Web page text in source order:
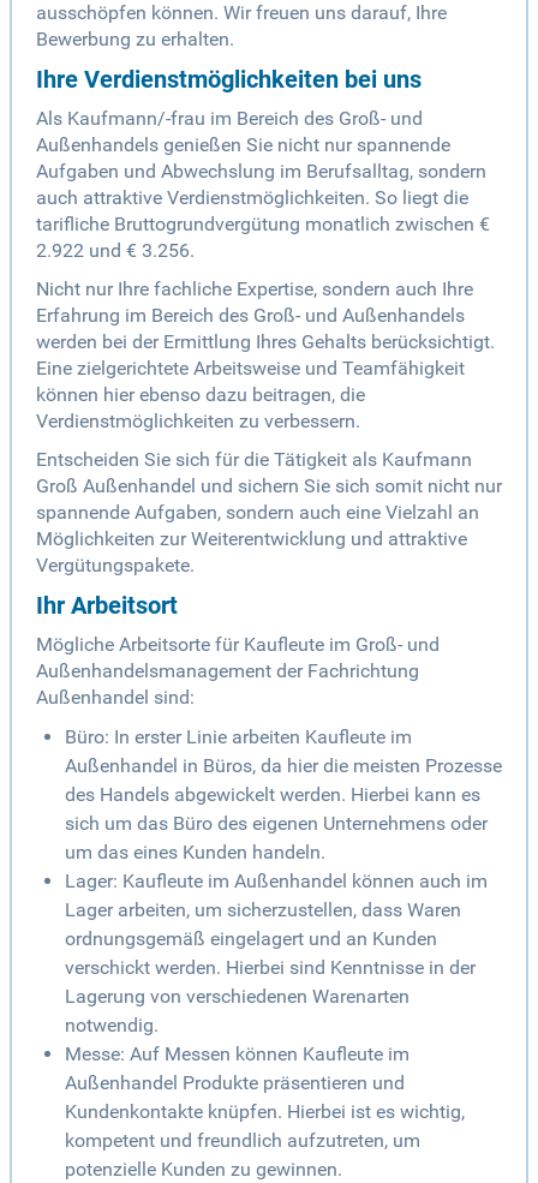
ausschöpfen können. Wir freuen uns darauf, Ihre
Bewerbung zu erhalten.
Ihre Verdienstmöglichkeiten bei uns
Als Kaufmann/-frau im Bereich des Groß- und
Außenhandels genießen Sie nicht nur spannende
Aufgaben und Abwechslung im Berufsalltag, sondern
auch attraktive Verdienstmöglichkeiten. So liegt die
tarifliche Bruttogrundvergütung monatlich zwischen €
2.922 und € 3.256.
Nicht nur Ihre fachliche Expertise, sondern auch Ihre
Erfahrung im Bereich des Groß- und Außenhandels
werden bei der Ermittlung Ihres Gehalts berücksichtigt.
Eine zielgerichtete Arbeitsweise und Teamfähigkeit
können hier ebenso dazu beitragen, die
Verdienstmöglichkeiten zu verbessern.
Entscheiden Sie sich für die Tätigkeit als Kaufmann
Groß Außenhandel und sichern Sie sich somit nicht nur
spannende Aufgaben, sondern auch eine Vielzahl an
Möglichkeiten zur Weiterentwicklung und attraktive
Vergütungspakete.
Ihr Arbeitsort
Mögliche Arbeitsorte für Kaufleute im Groß- und
Außenhandelsmanagement der Fachrichtung
Außenhandel sind:
Büro: In erster Linie arbeiten Kaufleute im
Außenhandel in Büros, da hier die meisten Prozesse
des Handels abgewickelt werden. Hierbei kann es
sich um das Büro des eigenen Unternehmens oder
um das eines Kunden handeln.
Lager: Kaufleute im Außenhandel können auch im
Lager arbeiten, um sicherzustellen, dass Waren
ordnungsgemäß eingelagert und an Kunden
verschickt werden. Hierbei sind Kenntnisse in der
Lagerung von verschiedenen Warenarten
notwendig.
Messe: Auf Messen können Kaufleute im
Außenhandel Produkte präsentieren und
Kundenkontakte knüpfen. Hierbei ist es wichtig,
kompetent und freundlich aufzutreten, um
potenzielle Kunden zu gewinnen.